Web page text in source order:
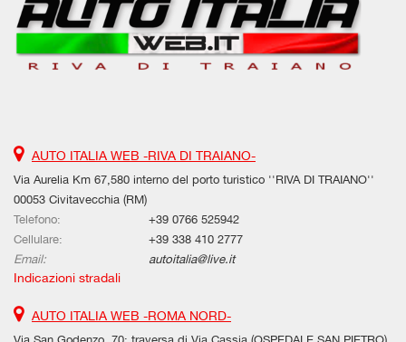
AUTO ITALIA WEB -RIVA DI TRAIANO-
Via Aurelia Km 67,580 interno del porto turistico ''RIVA DI TRAIANO''
00053 Civitavecchia (RM)
Telefono:
+39 0766 525942
Cellulare:
+39 338 410 2777
Email:
autoitalia@live.it
Indicazioni stradali
AUTO ITALIA WEB -ROMA NORD-